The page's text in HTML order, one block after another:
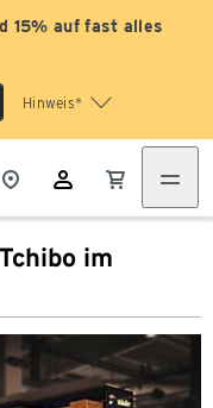
15% auf fast alles
Hinweis*
im